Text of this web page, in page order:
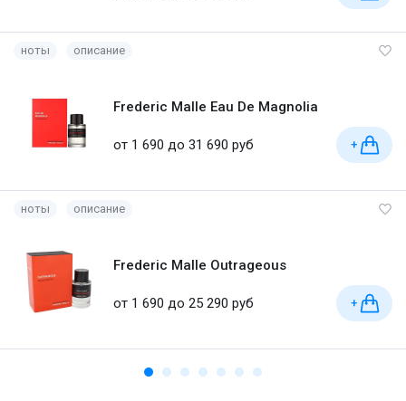
ноты описание
Frederic Malle Eau De Magnolia
от 1 690 до 31 690 руб +
ноты описание
Frederic Malle Outrageous
от 1 690 до 25 290 руб +